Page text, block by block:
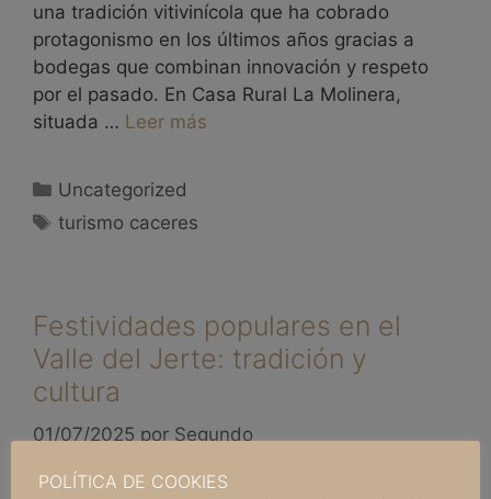
una tradición vitivinícola que ha cobrado
protagonismo en los últimos años gracias a
bodegas que combinan innovación y respeto
por el pasado. En Casa Rural La Molinera,
situada … Leer más
Uncategorized
turismo caceres
Festividades populares en el
Valle del Jerte: tradición y
cultura
01/07/2025 por Segundo
POLÍTICA DE COOKIES